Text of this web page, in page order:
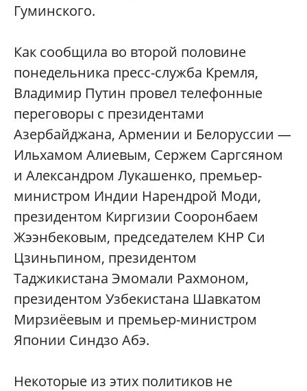
Гуминского.
Как сообщила во второй половине
понедельника пресс-служба Кремля,
Владимир Путин провел телефонные
переговоры с президентами
Азербайджана, Армении и Белоруссии —
Ильхамом Алиевым, Сержем Саргсяном
и Александром Лукашенко, премьер-
министром Индии Нарендрой Моди,
президентом Киргизии Сооронбаем
Жээнбековым, председателем КНР Си
Цзиньпином, президентом
Таджикистана Эмомали Рахмоном,
президентом Узбекистана Шавкатом
Мирзиёевым и премьер-министром
Японии Синдзо Абэ.
Некоторые из этих политиков не